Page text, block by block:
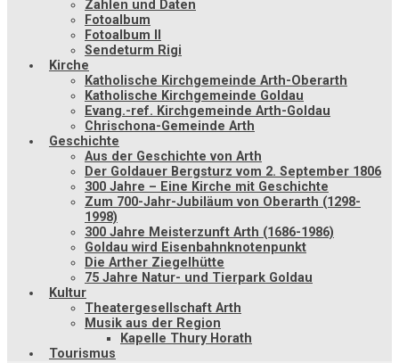
Zahlen und Daten
Fotoalbum
Fotoalbum II
Sendeturm Rigi
Kirche
Katholische Kirchgemeinde Arth-Oberarth
Katholische Kirchgemeinde Goldau
Evang.-ref. Kirchgemeinde Arth-Goldau
Chrischona-Gemeinde Arth
Geschichte
Aus der Geschichte von Arth
Der Goldauer Bergsturz vom 2. September 1806
300 Jahre – Eine Kirche mit Geschichte
Zum 700-Jahr-Jubiläum von Oberarth (1298-
1998)
300 Jahre Meisterzunft Arth (1686-1986)
Goldau wird Eisenbahnknotenpunkt
Die Arther Ziegelhütte
75 Jahre Natur- und Tierpark Goldau
Kultur
Theatergesellschaft Arth
Musik aus der Region
Kapelle Thury Horath
Tourismus